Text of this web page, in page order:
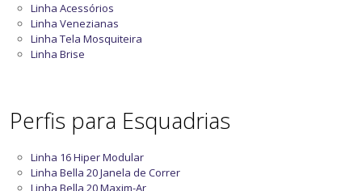
Linha Acessórios
Linha Venezianas
Linha Tela Mosquiteira
Linha Brise
Perfis para Esquadrias
Linha 16 Hiper Modular
Linha Bella 20 Janela de Correr
Linha Bella 20 Maxim-Ar